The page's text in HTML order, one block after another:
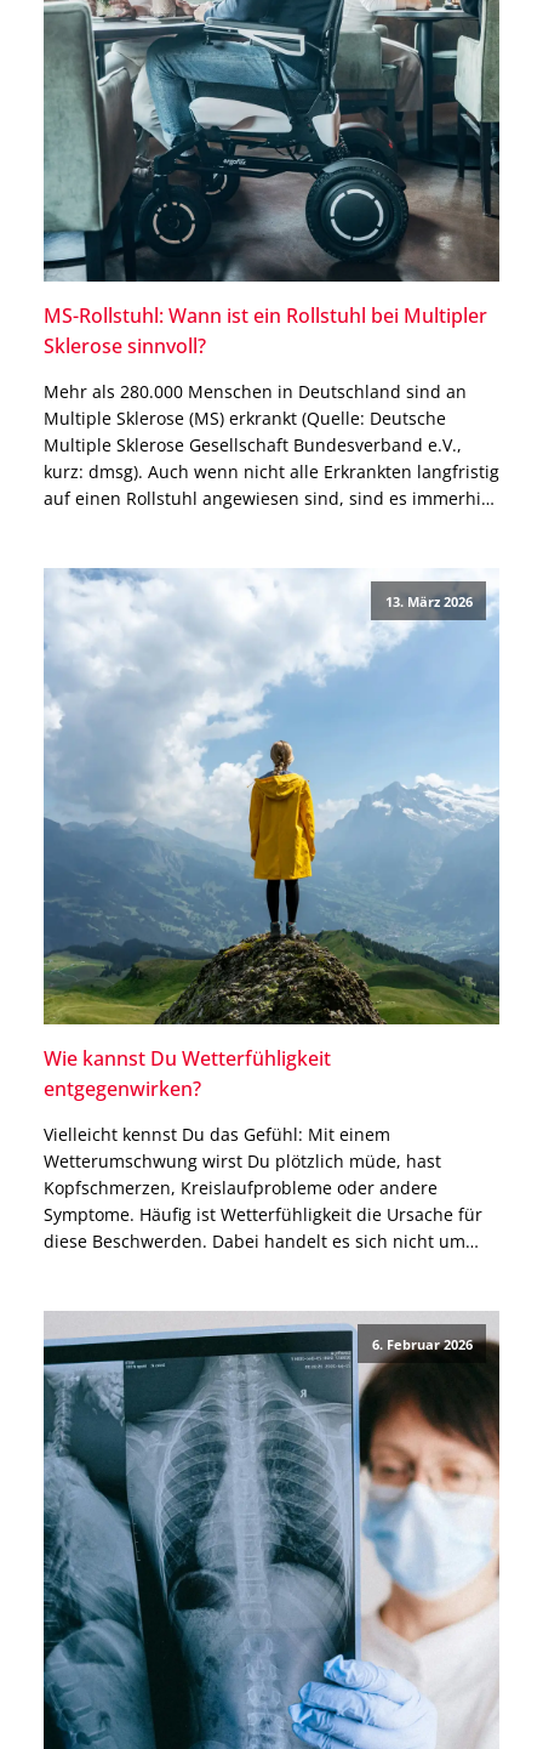
MS-Rollstuhl: Wann ist ein Rollstuhl bei Multipler
Sklerose sinnvoll?
Mehr als 280.000 Menschen in Deutschland sind an
Multiple Sklerose (MS) erkrankt (Quelle: Deutsche
Multiple Sklerose Gesellschaft Bundesverband e.V.,
kurz: dmsg). Auch wenn nicht alle Erkrankten langfristig
auf einen Rollstuhl angewiesen sind, sind es immerhin
benötigen. Grund dafür können besonders stark […]
13. März 2026
Wie kannst Du Wetterfühligkeit
entgegenwirken?
Vielleicht kennst Du das Gefühl: Mit einem
Wetterumschwung wirst Du plötzlich müde, hast
Kopfschmerzen, Kreislaufprobleme oder andere
Symptome. Häufig ist Wetterfühligkeit die Ursache für
diese Beschwerden. Dabei handelt es sich nicht um
Luftdruck. In diesem Blogbeitrag erfährst Du, welche
biologischen Mechanismen […]
6. Februar 2026